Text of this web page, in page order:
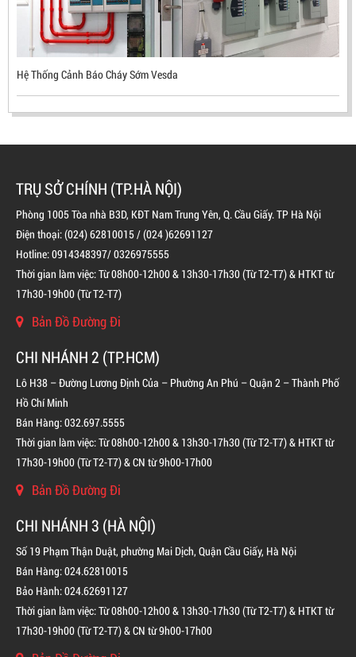
MEKASENTRON KOREA
LIÊN HỆ
Mã sản phẩm: UX300
BÌNH CHỮA CHÁY ĐỘC LẬP KHÍ FM200
LIÊN HỆ
Hệ Thống Cảnh Báo Cháy Sớm Vesda
TRỤ SỞ CHÍNH (TP.HÀ NỘI)
Phòng 1005 Tòa nhà B3D, KĐT Nam Trung Yên, Q. Cầu Giấy. TP Hà Nội
Điện thoại: (024) 62810015 / (024 )62691127
Hotline: 0914348397/ 0326975555
Thời gian làm việc: Từ 08h00-12h00 & 13h30-17h30 (Từ T2-T7) & HTKT từ
17h30-19h00 (Từ T2-T7)
Bản Đồ Đường Đi
CHI NHÁNH 2 (TP.HCM)
Lô H38 – Đường Lương Định Của – Phường An Phú – Quận 2 – Thành Phố
Hồ Chí Minh
Bán Hàng: 032.697.5555
Thời gian làm việc: Từ 08h00-12h00 & 13h30-17h30 (Từ T2-T7) & HTKT từ
17h30-19h00 (Từ T2-T7) & CN từ 9h00-17h00
Bản Đồ Đường Đi
CHI NHÁNH 3 (HÀ NỘI)
Số 19 Phạm Thận Duật, phường Mai Dịch, Quận Cầu Giấy, Hà Nội
Bán Hàng: 024.62810015
Bảo Hành: 024.62691127
Thời gian làm việc: Từ 08h00-12h00 & 13h30-17h30 (Từ T2-T7) & HTKT từ
17h30-19h00 (Từ T2-T7) & CN từ 9h00-17h00